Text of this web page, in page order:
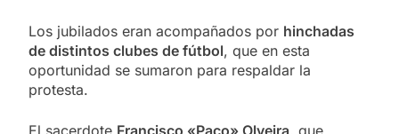
Los jubilados eran acompañados por hinchadas
de distintos clubes de fútbol, que en esta
oportunidad se sumaron para respaldar la
protesta.
El sacerdote Francisco «Paco» Olveira, que